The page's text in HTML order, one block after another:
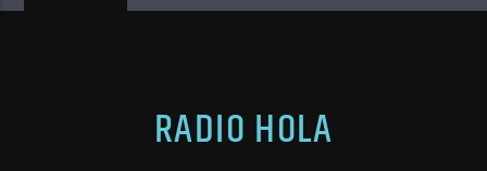
RADIO HOLA